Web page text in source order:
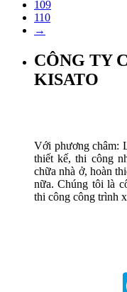
109
110
→
CÔNG TY
KISATO
Với phương châm:
thiết kế, thi công
chữa nhà ở, hoàn
nữa. Chúng tôi là
thi công công trình